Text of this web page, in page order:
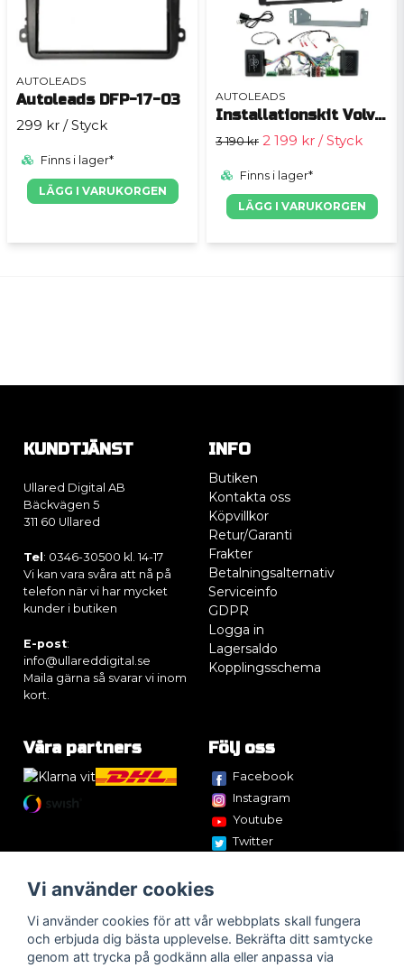
AUTOLEADS
Autoleads DFP-17-03
299 kr / Styck
Finns i lager*
LÄGG I VARUKORGEN
AUTOLEADS
Installationskit Volvo V70/XC70/S80 2007-2011 Enkeldin
3 190 kr 2 199 kr / Styck
Finns i lager*
LÄGG I VARUKORGEN
KUNDTJÄNST
Ullared Digital AB
Bäckvägen 5
311 60 Ullared
Tel : 0346-30500 kl. 14-17
Vi kan vara svåra att nå på
telefon när vi har mycket
kunder i butiken
E-post:
info@ullareddigital.se
Maila gärna så svarar vi inom
kort.
INFO
Butiken
Kontakta oss
Köpvillkor
Retur/Garanti
Frakter
Betalningsalternativ
Serviceinfo
GDPR
Logga in
Lagersaldo
Kopplingsschema
Våra partners Följ oss
Facebook
Instagram
Youtube
Twitter
Vi använder cookies
Vi använder cookies för att vår webbplats skall fungera
och erbjuda dig bästa upplevelse. Bekräfta ditt samtycke
genom att trycka på godkänn alla eller anpassa via